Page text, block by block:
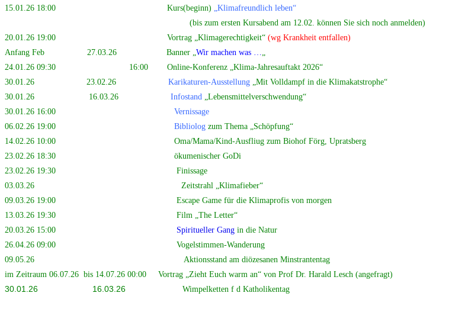
15.01.26 18:00 Kurs(beginn) „Klimafreundlich leben“
(bis zum ersten Kursabend am 12.02. können Sie sich noch anmelden)
20.01.26 19:00 Vortrag „Klimagerechtigkeit“ (wg Krankheit entfallen)
Anfang Feb 27.03.26 Banner „Wir machen was …„
24.01.26 09:30 16:00 Online-Konferenz „Klima-Jahresauftakt 2026“
30.01.26 23.02.26 Karikaturen-Ausstellung „Mit Volldampf in die Klimakatstrophe“
30.01.26 16.03.26 Infostand „Lebensmittelverschwendung“
30.01.26 16:00 Vernissage
06.02.26 19:00 Bibliolog zum Thema „Schöpfung“
14.02.26 10:00 Oma/Mama/Kind-Ausfliug zum Biohof Förg, Upratsberg
23.02.26 18:30 ökumenischer GoDi
23.02.26 19:30 Finissage
03.03.26 Zeitstrahl „Klimafieber“
09.03.26 19:00 Escape Game für die Klimaprofis von morgen
13.03.26 19:30 Film „The Letter“
20.03.26 15:00 Spiritueller Gang in die Natur
26.04.26 09:00 Vogelstimmen-Wanderung
09.05.26 Aktionsstand am diözesanen Minstrantentag
im Zeitraum 06.07.26 bis 14.07.26 00:00 Vortrag „Zieht Euch warm an“ von Prof Dr. Harald Lesch (angefragt)
30.01.26 16.03.26 Wimpelketten f d Katholikentag